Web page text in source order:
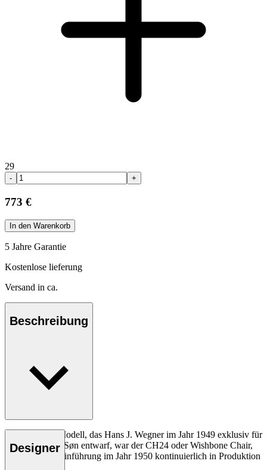
29
- +
773 €
In den Warenkorb
5 Jahre Garantie
Kostenlose lieferung
Versand in ca.
Beschreibung
Das allererste Modell, das Hans J. Wegner im Jahr 1949 exklusiv für
Carl Hansen & Søn entwarf, war der CH24 oder Wishbone Chair,
der seit seiner Einführung im Jahr 1950 kontinuierlich in Produktion
Designer